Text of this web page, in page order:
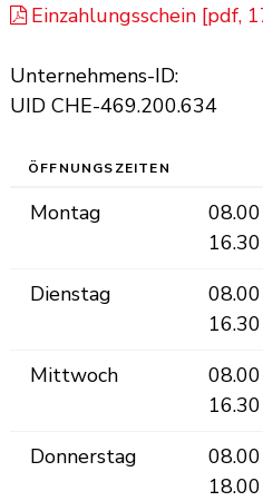
Einzahlungsschein [pdf,
Unternehmens-ID:
UID CHE-469.200.634
ÖFFNUNGSZEITEN
Montag
16.30
Dienstag
16.30
Mittwoch
16.30
Donnerstag
18.00